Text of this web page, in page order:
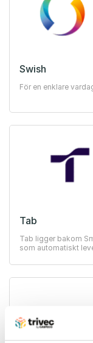
Swish
För en enklare
Tab
Tab ligger bakom
som automatiskt